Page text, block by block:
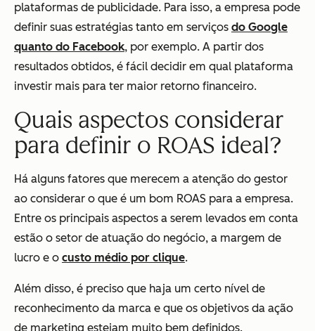
plataformas de publicidade. Para isso, a empresa pode
definir suas estratégias tanto em serviços do Google
quanto do Facebook, por exemplo. A partir dos
resultados obtidos, é fácil decidir em qual plataforma
investir mais para ter maior retorno financeiro.
Quais aspectos considerar
para definir o ROAS ideal?
Há alguns fatores que merecem a atenção do gestor
ao considerar o que é um bom ROAS para a empresa.
Entre os principais aspectos a serem levados em conta
estão o setor de atuação do negócio, a margem de
lucro e o custo médio por clique.
Além disso, é preciso que haja um certo nível de
reconhecimento da marca e que os objetivos da ação
de marketing estejam muito bem definidos.